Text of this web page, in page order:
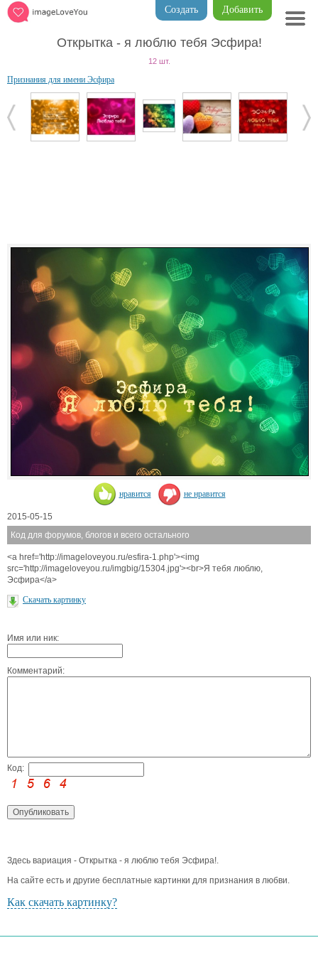
Добавить
Создать
Открытка - я люблю тебя Эсфира!
12 шт.
Признания для имени Эсфира
нравится не нравится
2015-05-15
Код для форумов, блогов и всего остального
<a href='http://imageloveyou.ru/esfira-1.php'><img
src='http://imageloveyou.ru/imgbig/15304.jpg'><br>Я тебя люблю,
Эсфира</a>
Скачать картинку
Имя или ник:
Комментарий:
Код:
Здесь вариация - Открытка - я люблю тебя Эсфира!.
На сайте есть и другие бесплатные картинки для признания в любви.
Как скачать картинку?